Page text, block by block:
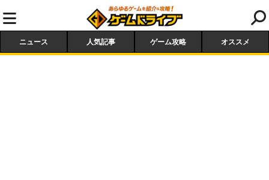
ニュース 人気記事 ゲーム攻略 オススメ